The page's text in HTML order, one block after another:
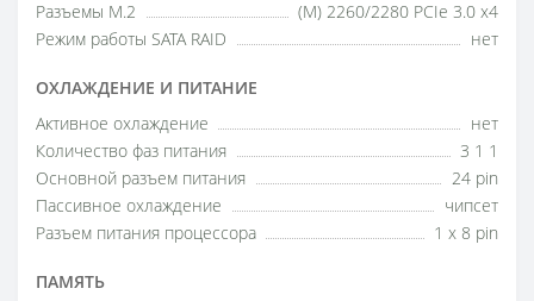
Разъемы M.2
(M) 2260/2280 PCIe 3.0 x4
Режим работы SATA RAID
нет
ОХЛАЖДЕНИЕ И ПИТАНИЕ
Активное охлаждение
нет
Количество фаз питания
3 1 1
Основной разъем питания
24 pin
Пассивное охлаждение
чипсет
Разъем питания процессора
1 x 8 pin
ПАМЯТЬ